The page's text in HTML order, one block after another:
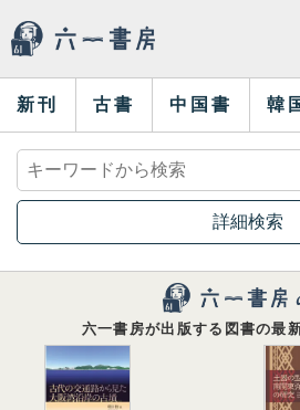
新刊 古書 中国書 韓
詳細検索
六一書房が出版する図書の最